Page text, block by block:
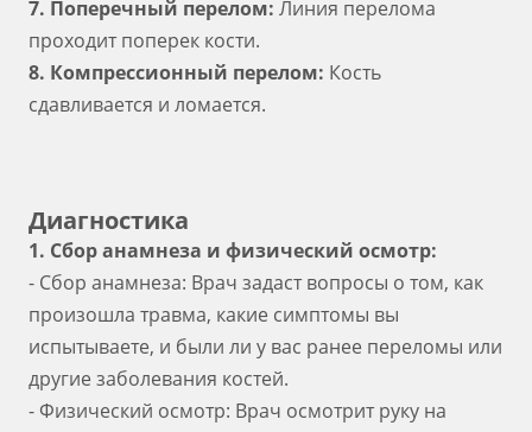
7. Поперечный перелом: Линия перелома
проходит поперек кости.
8. Компрессионный перелом: Кость
сдавливается и ломается.
Диагностика
1. Сбор анамнеза и физический осмотр:
- Сбор анамнеза: Врач задаст вопросы о том, как
произошла травма, какие симптомы вы
испытываете, и были ли у вас ранее переломы или
другие заболевания костей.
- Физический осмотр: Врач осмотрит руку на